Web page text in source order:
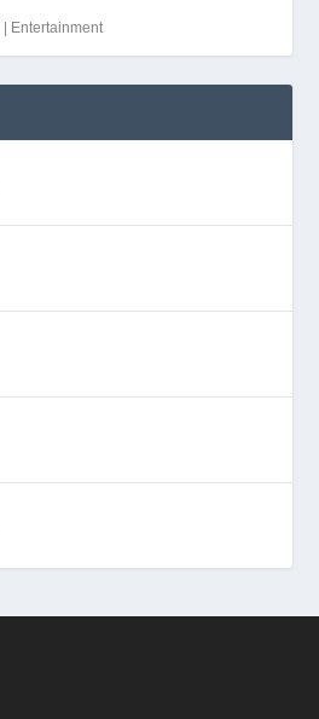
Entertainment